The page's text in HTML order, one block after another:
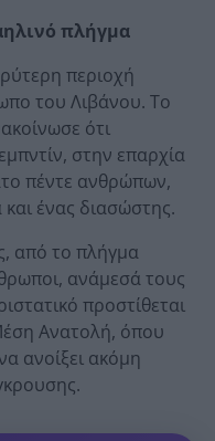
πλήγμα
περιοχή
του Λιβάνου. Το
ότι
στην επαρχία
πέντε ανθρώπων,
ένας διασώστης.
από το πλήγμα
ανάμεσά τους
προστίθεται
Ανατολή, όπου
ανοίξει ακόμη